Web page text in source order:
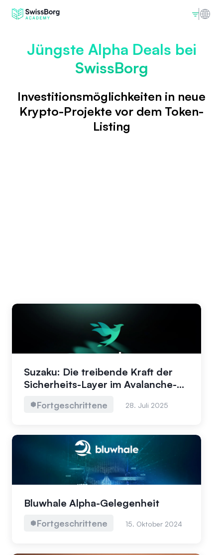
Jüngste Alpha Deals bei
SwissBorg
Investitionsmöglichkeiten in neue
Krypto-Projekte vor dem Token-
Listing
Suzaku: Die treibende Kraft der
Sicherheits-Layer im Avalanche-
Fortgeschrittene 28. Juli 2025
Bluwhale Alpha-Gelegenheit
Fortgeschrittene 15. Oktober 2024